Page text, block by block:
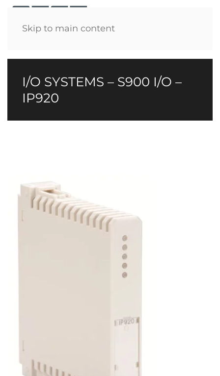
Skip to main content
I/O SYSTEMS – S900 I/O –
IP920